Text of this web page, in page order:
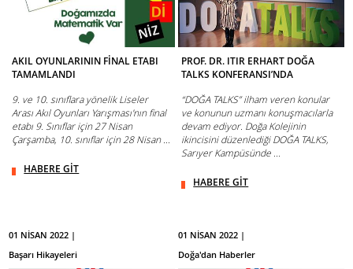
AKIL OYUNLARININ FİNAL ETABI
TAMAMLANDI
9. ve 10. sınıflara yönelik Liseler
Arası Akıl Oyunları Yarışması'nın final
etabı 9. Sınıflar için 27 Nisan
Çarşamba, 10. sınıflar için 28 Nisan ...
HABERE GİT
PROF. DR. ITIR ERHART DOĞA
TALKS KONFERANSI’NDA
“DOĞA TALKS” ilham veren konular
ve konunun uzmanı konuşmacılarla
devam ediyor. Doğa Kolejinin
ikincisini düzenlediği DOĞA TALKS,
Sarıyer Kampüsünde ...
HABERE GİT
01 NİSAN 2022 |
Başarı Hikayeleri
01 NİSAN 2022 |
Doğa'dan Haberler